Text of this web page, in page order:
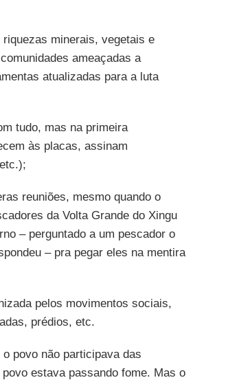
minerais, vegetais e
ameaçadas a
atualizadas para a luta
tudo, mas na primeira
às placas, assinam
reuniões, mesmo quando o
da Volta Grande do Xingu
– perguntado a um pescador o
– pra pegar eles na mentira
pelos movimentos sociais,
prédios, etc.
povo não participava das
estava passando fome. Mas o